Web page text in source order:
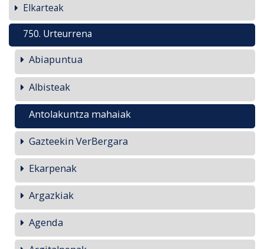
Elkarteak
750. Urteurrena
Abiapuntua
Albisteak
Antolakuntza mahaiak
Gazteekin VerBergara
Ekarpenak
Argazkiak
Agenda